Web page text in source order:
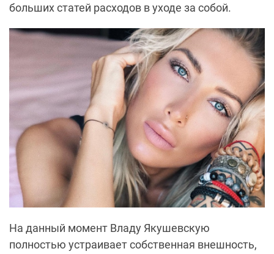
больших статей расходов в уходе за собой.
На данный момент Владу Якушевскую
полностью устраивает собственная внешность,